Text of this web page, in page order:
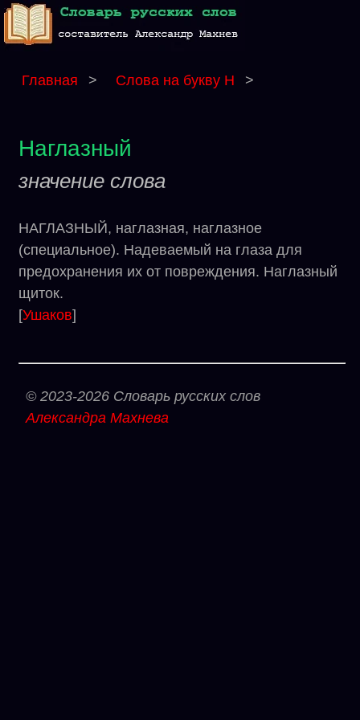
Главная > Слова на букву Н >
Наглазный
значение слова
НАГЛАЗНЫЙ, наглазная, наглазное
(специальное). Надеваемый на глаза для
предохранения их от повреждения. Наглазный
щиток.
[Ушаков]
© 2023-2026 Словарь русских слов
Александра Махнева